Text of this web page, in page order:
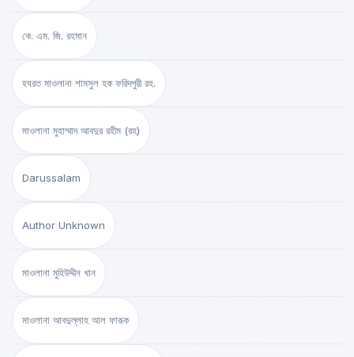
কে. এম. জি. রহমান
হযরত মাওলানা শামসুল হক ফরিদপুরী রহ.
মাওলানা মুহাম্মাদ আবদুর রহীম (রহ)
Darussalam
Author Unknown
মাওলানা মুহিউদ্দীন খান
মাওলানা আবদুল্লাহ আল ফারূক